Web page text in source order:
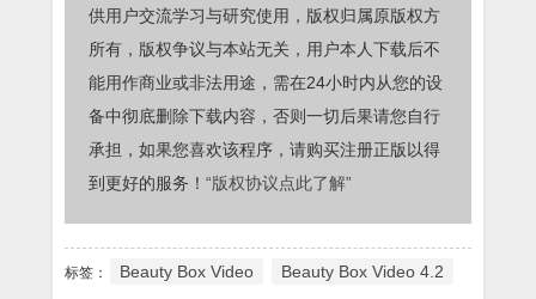
供用户交流学习与研究使用，版权归属原版权方
所有，版权争议与本站无关，用户本人下载后不
能用作商业或非法用途，需在24小时内从您的设
备中彻底删除下载内容，否则一切后果请您自行
承担，如果您喜欢该程序，请购买注册正版以得
到更好的服务！ “版权协议点此了解”
标签： Beauty Box Video Beauty Box Video 4.2